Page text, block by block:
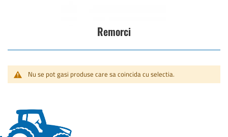
Remorci
Nu se pot gasi produse care sa coincida cu selectia.